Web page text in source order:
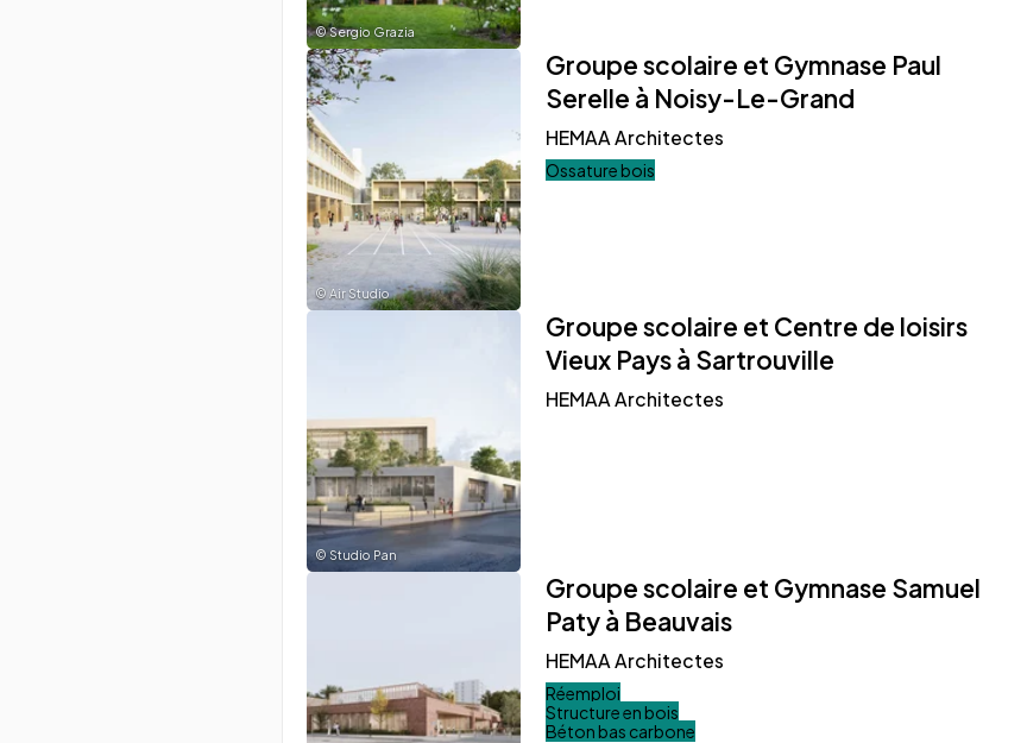
©Sergio Grazia
© Air Studio
Groupe scolaire et Gymnase Paul
Serelle à Noisy-Le-Grand
HEMAA Architectes
Ossature bois
©Studio Pan
Groupe scolaire et Centre de loisirs
Vieux Pays à Sartrouville
HEMAA Architectes
Groupe scolaire et Gymnase Samuel
Paty à Beauvais
HEMAA Architectes
Réemploi
Structure en bois
Béton bas carbone